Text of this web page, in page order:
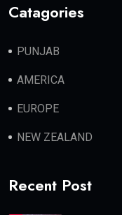
Catagories
PUNJAB
AMERICA
EUROPE
NEW ZEALAND
Recent Post